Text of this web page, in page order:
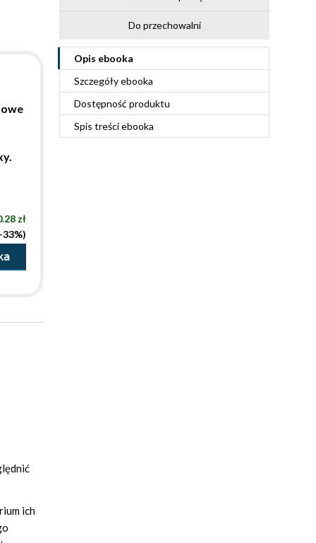
Do przechowalni
Opis ebooka
Szczegółyebooka
Dostępność produktu
Spis treściebooka
zł
33%)
ich